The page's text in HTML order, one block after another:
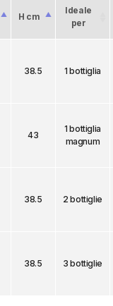
H cm
Ideale
per
38.5 1 bottiglia
43
1 bottiglia
magnum
38.5 2 bottiglie
38.5 3 bottiglie